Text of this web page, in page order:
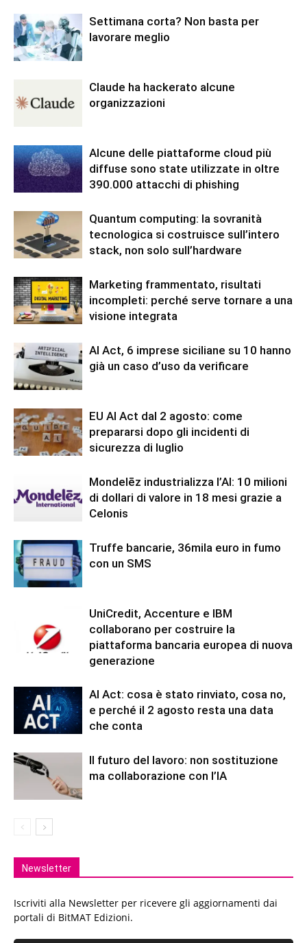
Settimana corta? Non basta per
lavorare meglio
Claude ha hackerato alcune
organizzazioni
Alcune delle piattaforme cloud più
diffuse sono state utilizzate in oltre
390.000 attacchi di phishing
Quantum computing: la sovranità
tecnologica si costruisce sull’intero
stack, non solo sull’hardware
Marketing frammentato, risultati
incompleti: perché serve tornare a una
visione integrata
AI Act, 6 imprese siciliane su 10 hanno
già un caso d’uso da verificare
EU AI Act dal 2 agosto: come
prepararsi dopo gli incidenti di
sicurezza di luglio
Mondelēz industrializza l’AI: 10 milioni
di dollari di valore in 18 mesi grazie a
Celonis
Truffe bancarie, 36mila euro in fumo
con un SMS
UniCredit, Accenture e IBM
collaborano per costruire la
piattaforma bancaria europea di nuova
generazione
AI Act: cosa è stato rinviato, cosa no,
e perché il 2 agosto resta una data
che conta
Il futuro del lavoro: non sostituzione
ma collaborazione con l’IA
Newsletter
Iscriviti alla Newsletter per ricevere gli aggiornamenti dai
portali di BitMAT Edizioni.